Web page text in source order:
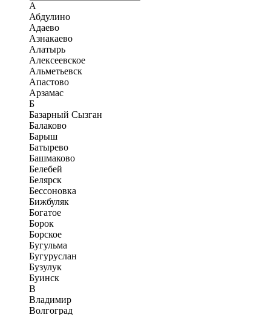
А
Абдулино
Адаево
Азнакаево
Алатырь
Алексеевское
Альметьевск
Апастово
Арзамас
Б
Базарный Сызган
Балаково
Барыш
Батырево
Башмаково
Белебей
Белярск
Бессоновка
Бижбуляк
Богатое
Борок
Борское
Бугульма
Бугуруслан
Бузулук
Буинск
В
Владимир
Волгоград